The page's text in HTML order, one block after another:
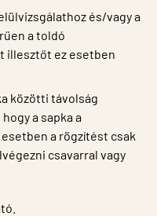
és/vagy a
a toldó
illesztőt ez esetben
közötti távolság
a sapka a
a rögzítést csak
csavarral vagy